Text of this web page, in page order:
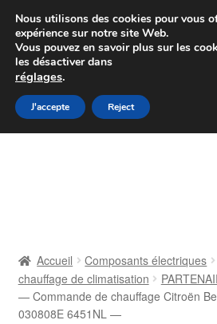
Colissimo livraison à
Du lundi au vendredi
Aller
à
Aller
au
Contact
Accueil Composants électriques
chauffage de climatisation
— Commande de chauffage Citroën
030808E 6451NL —
Nous utilisons des cookies pour vous
expérience sur notre site Web.
Vous pouvez en savoir plus sur les
les désactiver dans
réglages.
J'accepte Reject